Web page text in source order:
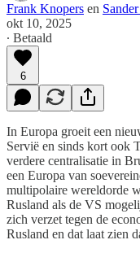
Frank Knopers en
okt 10, 2025
∙ Betaald
6
In Europa groeit een
Servië en sinds kort ook
verdere centralisatie in
een Europa van
multipolaire wereldorde
Rusland als de VS
zich verzet tegen de
Rusland en dat laat zien